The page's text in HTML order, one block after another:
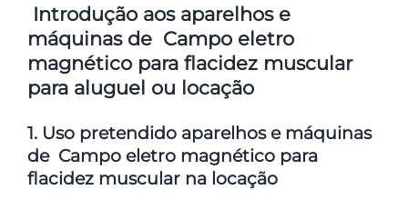
Introdução aos aparelhos e
máquinas de Campo eletro
magnético para flacidez muscular
para aluguel ou locação
1. Uso pretendido aparelhos e máquinas
de Campo eletro magnético para
flacidez muscular na locação